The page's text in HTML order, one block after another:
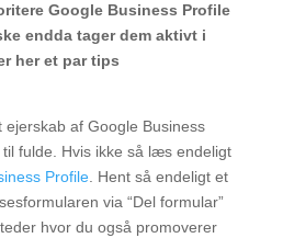
Google Business Profile
endda tager dem aktivt i
her et par tips
ejerskab af Google Business
fulde. Hvis ikke så læs endeligt
Profile. Hent så endeligt et
via “Del formular”
hvor du også promoverer